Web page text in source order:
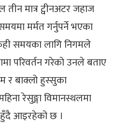
मात्र ट्वीनअटर जहाज
मर्मत गर्नुपर्ने भएका
समयका लागि निगमले
परिवर्तन गरेको उनले बताए
र बाक्लो हुस्सुका
रेसुङ्गा विमानस्थलमा
हुँदै आइरहेको छ ।